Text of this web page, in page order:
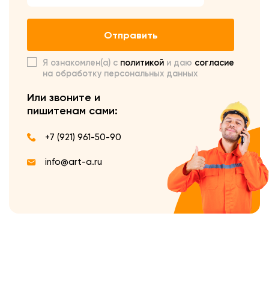
Отправить
Я ознакомлен(а) с политикой и даю согласие
на обработку персональных данных
Или звоните и
пишитенам сами:
+7 (921) 961-50-90
info@art-a.ru